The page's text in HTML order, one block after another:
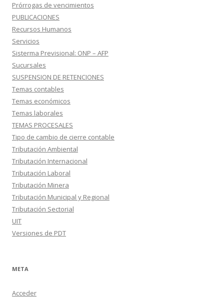
Prórrogas de vencimientos
PUBLICACIONES
Recursos Humanos
Servicios
Sisterma Previsional: ONP – AFP
Sucursales
SUSPENSION DE RETENCIONES
Temas contables
Temas económicos
Temas laborales
TEMAS PROCESALES
Tipo de cambio de cierre contable
Tributación Ambiental
Tributación Internacional
Tributación Laboral
Tributación Minera
Tributación Municipal y Regional
Tributación Sectorial
UIT
Versiones de PDT
META
Acceder